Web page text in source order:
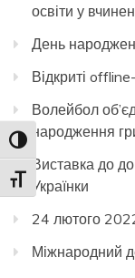
Toggle High Contrast
Toggle Font size
освіти у
День
Відкриті
Волейбол
народження
Виставка до
Українки
24 лютого
Міжнародний